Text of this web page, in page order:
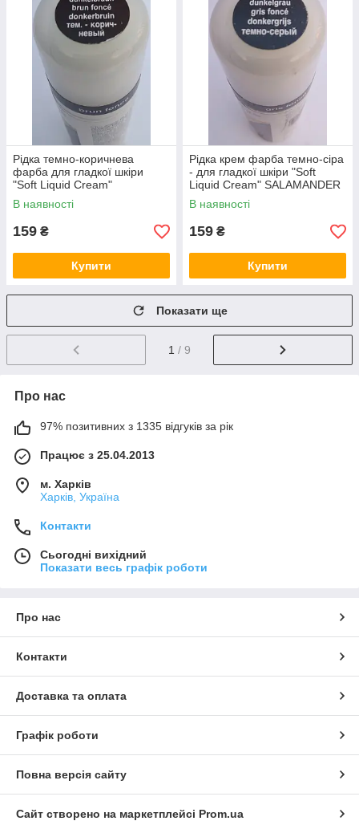
Рідка темно-коричнева
фарба для гладкої шкіри
"Soft Liquid Cream"
SALAMANDER 75 мл з
воском
В наявності
159 ₴
Купити
Рідка крем фарба темно-сіра
- для гладкої шкіри "Soft
Liquid Cream" SALAMANDER
75мл c з воском
В наявності
159 ₴
Купити
Показати ще
1 / 9
Про нас
97% позитивних з 1335 відгуків за рік
Працює з 25.04.2013
м. Харків
Харків, Україна
Контакти
Сьогодні вихідний
Показати весь графік роботи
Про нас
Контакти
Доставка та оплата
Графік роботи
Повна версія сайту
Сайт створено на маркетплейсі Prom.ua